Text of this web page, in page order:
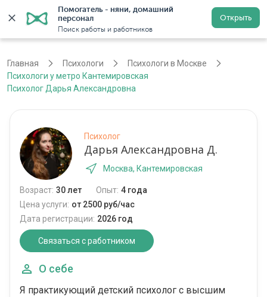
Помогатель - няни, домашний
персонал
Поиск работы и работников
Открыть
Регистрация
Главная Психологи
Психологи в Москве
Психологи у метро Кантемировская
Психолог Дарья Александровна
Психолог
Дарья Александровна Д.
Москва, Кантемировская
Возраст: 30 лет Опыт: 4 года
Цена услуги: от 2500 руб/час
Дата регистрации: 2026 год
Связаться с работником
О себе
Я практикующий детский психолог с высшим